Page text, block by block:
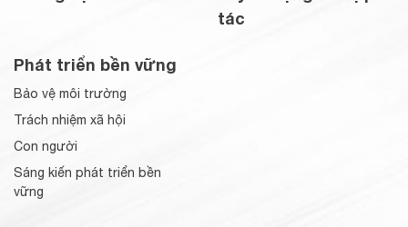
tác
Phát triển bền vững
Bảo vệ môi trường
Trách nhiệm xã hội
Con người
Sáng kiến phát triển bền
vững